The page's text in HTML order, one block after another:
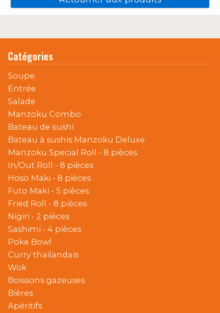
Catégories
Soupe
Entrée
Salade
Manzoku Combo
Bateau de sushi
Bateau à sushis Manzoku Deluxe
Manzoku Special Roll - 8 pièces
In/Out Roll - 8 pièces
Hoso Maki - 8 pièces
Futo Maki - 5 pièces
Fried Roll - 8 pièces
Nigiri - 2 pièces
Sashimi - 4 pièces
Poke Bowl
Curry thaïlandais
Wok
Boissons gazeuses
Bières
Apéritifs